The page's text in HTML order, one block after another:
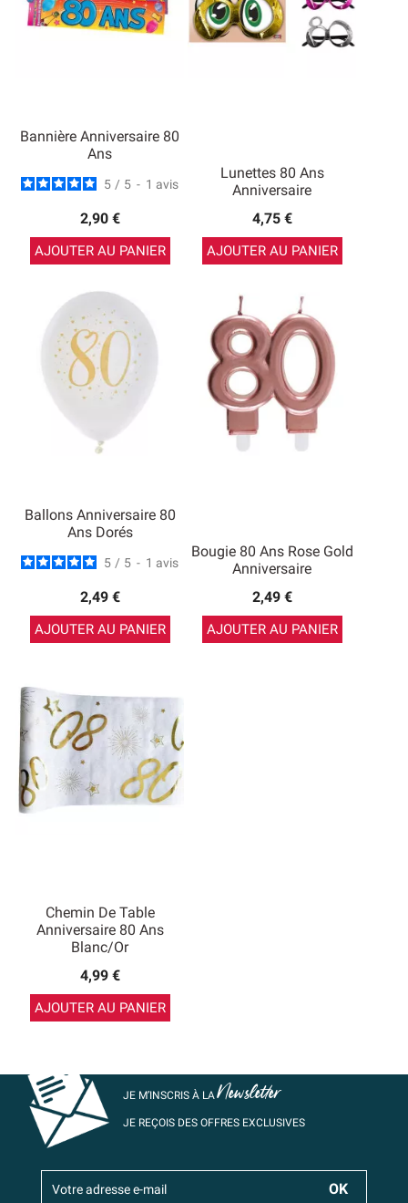
Bannière Anniversaire 80
Ans
5 / 5 - 1 avis
2,90 €
AJOUTER AU PANIER
Lunettes 80 Ans
Anniversaire
4,75 €
AJOUTER AU PANIER
Ballons Anniversaire 80
Ans Dorés
5 / 5 - 1 avis
2,49 €
AJOUTER AU PANIER
Bougie 80 Ans Rose Gold
Anniversaire
2,49 €
AJOUTER AU PANIER
Chemin De Table
Anniversaire 80 Ans
Blanc/Or
4,99 €
AJOUTER AU PANIER
JE M’INSCRIS À LANewsletter
JE REÇOIS DES OFFRES EXCLUSIVES